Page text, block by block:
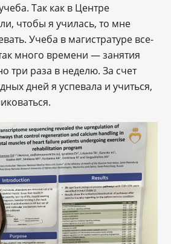
Так как в Центре
чтобы я училась, то мне
Учеба в магистратуре все-
много времени — занятия
три раза в неделю. За счет
дней я успевала и учиться,